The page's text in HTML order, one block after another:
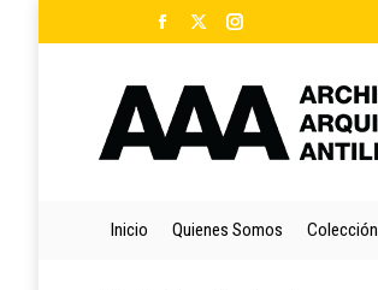
Facebook
opens
in
new
X
opens
in
new
Instagram
opens
in
new
Inicio Quienes Somos Colección